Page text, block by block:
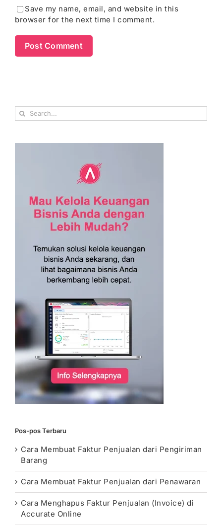
Save my name, email, and website in this
browser for the next time I comment.
Search
for:
Pos-pos Terbaru
Cara Membuat Faktur Penjualan dari Pengiriman
Barang
Cara Membuat Faktur Penjualan dari Penawaran
Cara Menghapus Faktur Penjualan (Invoice) di
Accurate Online